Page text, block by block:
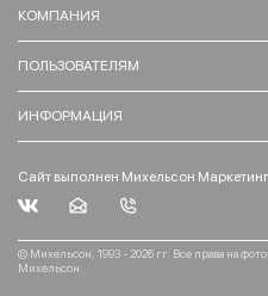
КОМПАНИЯ
ПОЛЬЗОВАТЕЛЯМ
ИНФОРМАЦИЯ
Сайт выполнен Михельсон Маркетинг
© Михельсон, 1993 - 2026 гг. Все права на
Михельсон.